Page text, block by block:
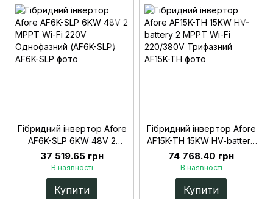
Гібридний інвертор Afore
AF6K-SLP 6KW 48V 2
MPPT Wi-Fi 220V
Однофазний (AF6K-SLP)
37 519.65 грн
В наявності
Купити
Гібридний інвертор Afore
AF15K-TH 15KW HV-battery
2 MPPT Wi-Fi 220/380V
Трифазний
74 768.40 грн
В наявності
Купити